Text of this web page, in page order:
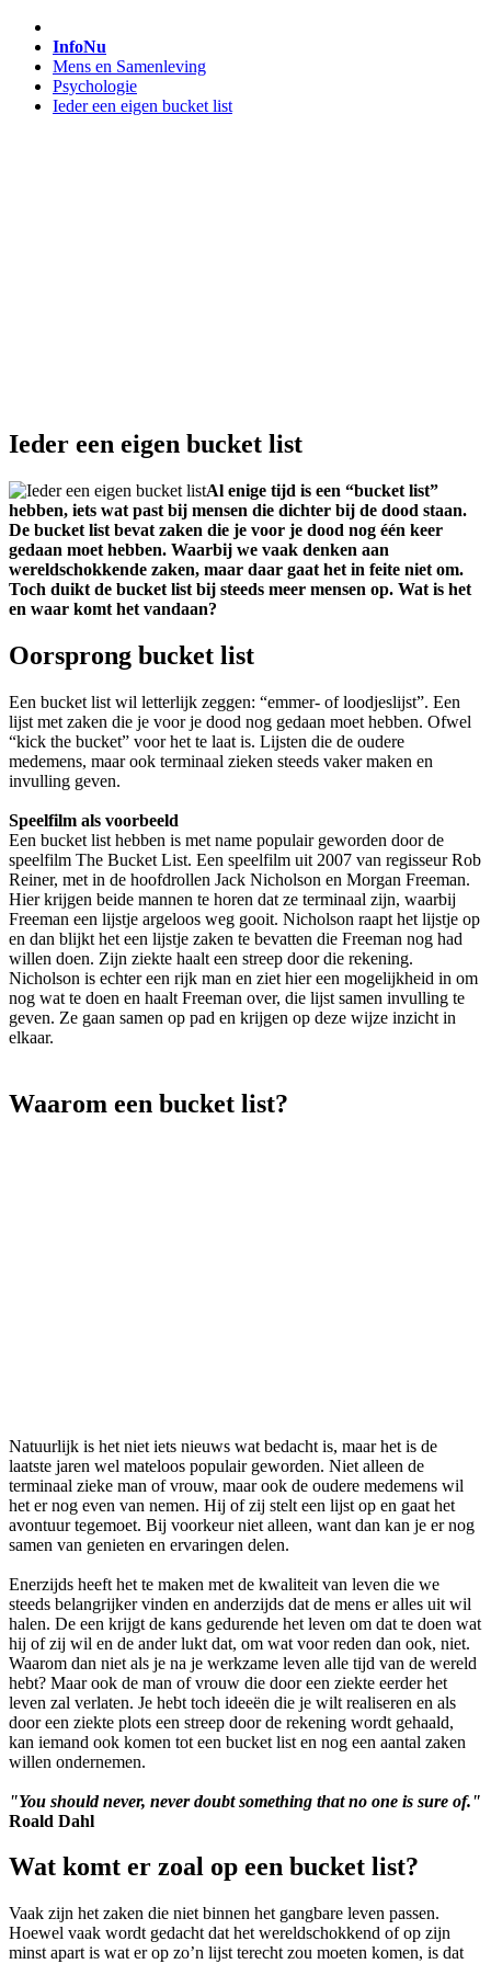
InfoNu
Mens en Samenleving
Psychologie
Ieder een eigen bucket list
Ieder een eigen bucket list
Al enige tijd is een “bucket list”
hebben, iets wat past bij mensen die dichter bij de dood staan.
De bucket list bevat zaken die je voor je dood nog één keer
gedaan moet hebben. Waarbij we vaak denken aan
wereldschokkende zaken, maar daar gaat het in feite niet om.
Toch duikt de bucket list bij steeds meer mensen op. Wat is het
en waar komt het vandaan?
Oorsprong bucket list
Een bucket list wil letterlijk zeggen: “emmer- of loodjeslijst”. Een
lijst met zaken die je voor je dood nog gedaan moet hebben. Ofwel
“kick the bucket” voor het te laat is. Lijsten die de oudere
medemens, maar ook terminaal zieken steeds vaker maken en
invulling geven.
Speelfilm als voorbeeld
Een bucket list hebben is met name populair geworden door de
speelfilm The Bucket List. Een speelfilm uit 2007 van regisseur Rob
Reiner, met in de hoofdrollen Jack Nicholson en Morgan Freeman.
Hier krijgen beide mannen te horen dat ze terminaal zijn, waarbij
Freeman een lijstje argeloos weg gooit. Nicholson raapt het lijstje op
en dan blijkt het een lijstje zaken te bevatten die Freeman nog had
willen doen. Zijn ziekte haalt een streep door die rekening.
Nicholson is echter een rijk man en ziet hier een mogelijkheid in om
nog wat te doen en haalt Freeman over, die lijst samen invulling te
geven. Ze gaan samen op pad en krijgen op deze wijze inzicht in
elkaar.
Waarom een bucket list?
Natuurlijk is het niet iets nieuws wat bedacht is, maar het is de
laatste jaren wel mateloos populair geworden. Niet alleen de
terminaal zieke man of vrouw, maar ook de oudere medemens wil
het er nog even van nemen. Hij of zij stelt een lijst op en gaat het
avontuur tegemoet. Bij voorkeur niet alleen, want dan kan je er nog
samen van genieten en ervaringen delen.
Enerzijds heeft het te maken met de kwaliteit van leven die we
steeds belangrijker vinden en anderzijds dat de mens er alles uit wil
halen. De een krijgt de kans gedurende het leven om dat te doen wat
hij of zij wil en de ander lukt dat, om wat voor reden dan ook, niet.
Waarom dan niet als je na je werkzame leven alle tijd van de wereld
hebt? Maar ook de man of vrouw die door een ziekte eerder het
leven zal verlaten. Je hebt toch ideeën die je wilt realiseren en als
door een ziekte plots een streep door de rekening wordt gehaald,
kan iemand ook komen tot een bucket list en nog een aantal zaken
willen ondernemen.
"You should never, never doubt something that no one is sure of."
Roald Dahl
Wat komt er zoal op een bucket list?
Vaak zijn het zaken die niet binnen het gangbare leven passen.
Hoewel vaak wordt gedacht dat het wereldschokkend of op zijn
minst apart is wat er op zo’n lijst terecht zou moeten komen, is dat